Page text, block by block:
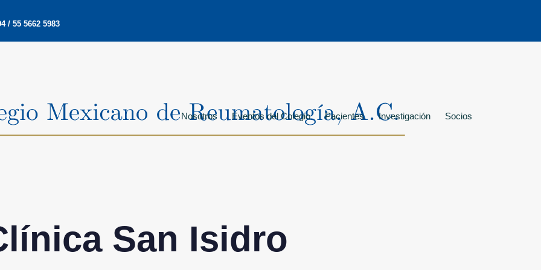
/ 55 5662 5983
Nosotros Eventos del Colegio Pacientes Investigación Socios
San Isidro